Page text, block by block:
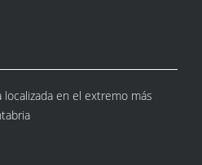
en el extremo más